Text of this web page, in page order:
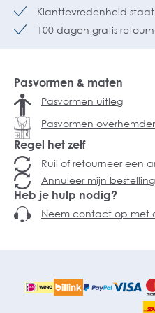
Klanttevredenheid
100 dagen gratis
Pasvormen & maten
Pasvormen uitleg
Pasvormen
Regel het zelf
Ruil of retourneer een
Annuleer mijn bestelling
Heb je hulp nodig?
Neem contact op met